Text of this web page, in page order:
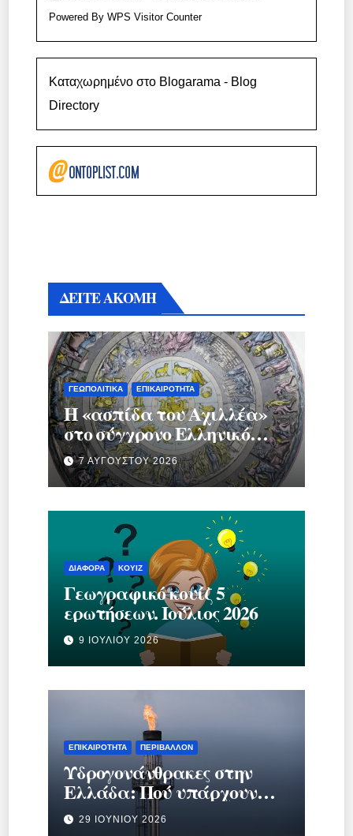
Powered ByWPS Visitor Counter
Καταχωρημένο στο Blogarama - Blog
Directory
ΔΕΙΤΕ ΑΚΟΜΗ
ΓΕΩΠΟΛΙΤΙΚΆ ΕΠΙΚΑΙΡΌΤΗΤΑ
Η «ασπίδα του Αχιλλέα»
στο σύγχρονο Ελληνικό
κράτος.
7 ΑΥΓΟΎΣΤΟΥ 2026
ΔΙΆΦΟΡΑ ΚΟΥΊΖ
Γεωγραφικό κουίζ 5
ερωτήσεων. Ιούλιος 2026
9 ΙΟΥΛΊΟΥ 2026
ΕΠΙΚΑΙΡΌΤΗΤΑ ΠΕΡΙΒΆΛΛΟΝ
Υδρογονάνθρακες στην
Ελλάδα: Πού υπάρχουν
κοιτάσματα και γιατί
29 ΙΟΥΝΊΟΥ 2026